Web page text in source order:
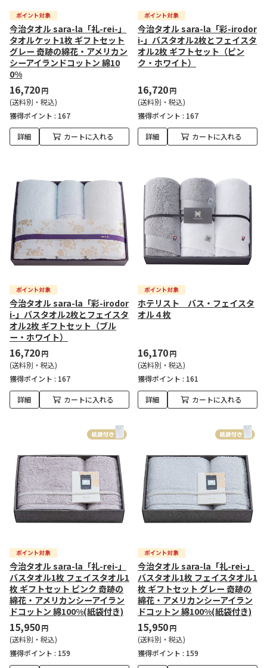
今治タオル sara-la「礼-rei-」
タオルケット1枚 ギフトセット
グレー 奇跡の綿花・アメリカン
シーアイランドコットン 綿10
0%
16,720円
(送料別・税込)
獲得ポイント : 167
詳細 カートに入れる
今治タオル sara-la「彩-irodor
i-」バスタオル2枚とフェイスタ
オル2枚 ギフトセット（ピン
ク・ホワイト）
16,720円
(送料別・税込)
獲得ポイント : 167
詳細 カートに入れる
今治タオル sara-la「彩-irodor
i-」バスタオル2枚とフェイスタ
オル2枚 ギフトセット（ブル
ー・ホワイト）
16,720円
(送料別・税込)
獲得ポイント : 167
詳細 カートに入れる
ホテリスト バス・フェイスタ
オル４枚
16,170円
(送料別・税込)
獲得ポイント : 161
詳細 カートに入れる
今治タオル sara-la「礼-rei-」
バスタオル1枚 フェイスタオル1
枚 ギフトセット ピンク 奇跡の
綿花・アメリカンシーアイラン
ドコットン 綿100%(紙袋付き)
15,950円
(送料別・税込)
獲得ポイント : 159
今治タオル sara-la「礼-rei-」
バスタオル1枚 フェイスタオル1
枚 ギフトセット グレー 奇跡の
綿花・アメリカンシーアイラン
ドコットン 綿100%(紙袋付き)
15,950円
(送料別・税込)
獲得ポイント : 159